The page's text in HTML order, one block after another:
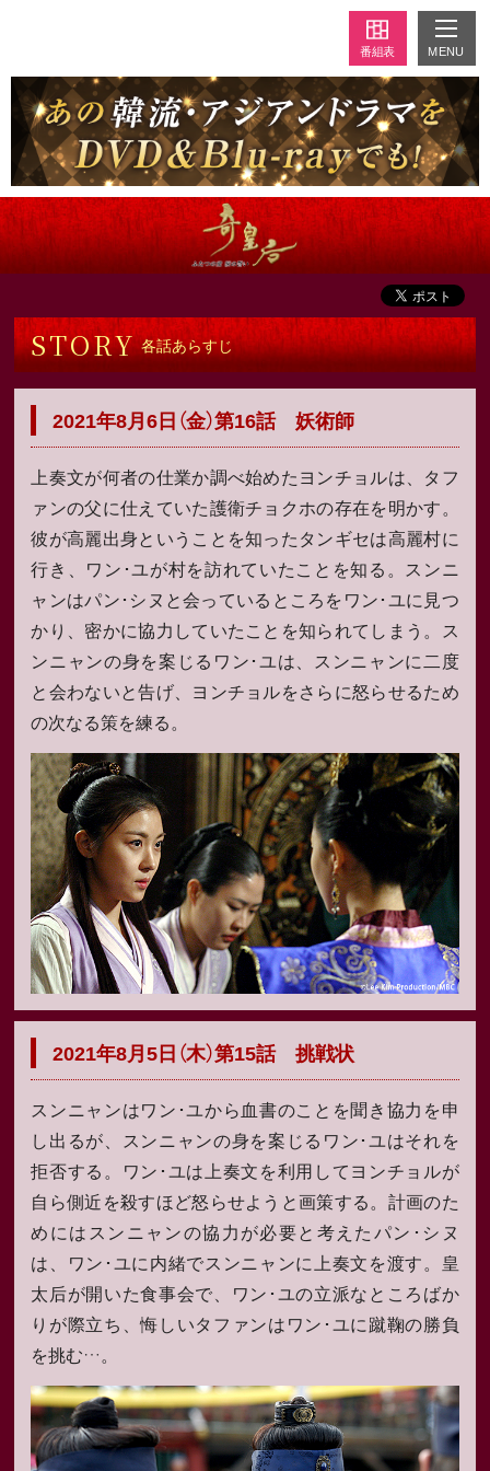
番組表 MENU
STORY 各話あらすじ
2021年8月6日（金）第16話 妖術師
上奏文が何者の仕業か調べ始めたヨンチョルは、タフ
ァンの父に仕えていた護衛チョクホの存在を明かす。
彼が高麗出身ということを知ったタンギセは高麗村に
行き、ワン･ユが村を訪れていたことを知る。スンニ
ャンはパン･シヌと会っているところをワン･ユに見つ
かり、密かに協力していたことを知られてしまう。ス
ンニャンの身を案じるワン･ユは、スンニャンに二度
と会わないと告げ、ヨンチョルをさらに怒らせるため
の次なる策を練る。
2021年8月5日（木）第15話 挑戦状
スンニャンはワン･ユから血書のことを聞き協力を申
し出るが、スンニャンの身を案じるワン･ユはそれを
拒否する。ワン･ユは上奏文を利用してヨンチョルが
自ら側近を殺すほど怒らせようと画策する。計画のた
めにはスンニャンの協力が必要と考えたパン･シヌ
は、ワン･ユに内緒でスンニャンに上奏文を渡す。皇
太后が開いた食事会で、ワン･ユの立派なところばか
りが際立ち、悔しいタファンはワン･ユに蹴鞠の勝負
を挑む…。